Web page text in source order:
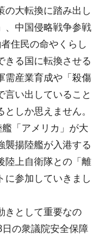
の大転換に踏み出し
、中国侵略戦争参戦
住民の命やくらし
きる国に転換させる
需産業育成や「殺傷
言い出していること
しか思えません。
「アメリカ」が大
襲揚陸艦が入港する
陸上自衛隊との「離
に参加していきまし
きとして重要なの
の衆議院安全保障